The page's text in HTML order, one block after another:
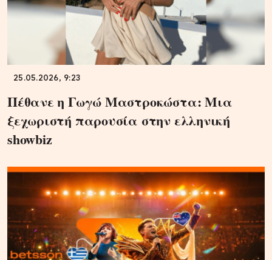
25.05.2026, 9:23
Πέθανε η Γωγώ Μαστροκώστα: Μια
ξεχωριστή παρουσία στην ελληνική
showbiz